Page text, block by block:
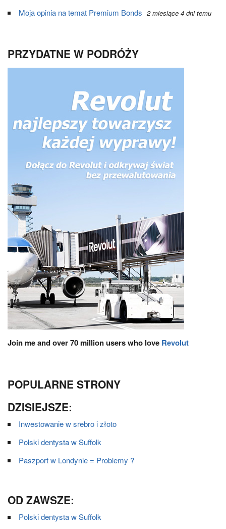
Moja opinia na temat Premium Bonds 2 miesiące 4 dni temu
PRZYDATNE W PODRÓŻY
Join me and over 70 million users who love Revolut
POPULARNE STRONY
DZISIEJSZE:
Inwestowanie w srebro i złoto
Polski dentysta w Suffolk
Paszport w Londynie = Problemy ?
OD ZAWSZE:
Polski dentysta w Suffolk